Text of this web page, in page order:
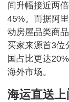
间升幅接近两
45%。而据阿
动房屋品类商
买家来源首3位
国占比更达
海外市场。
海运直送